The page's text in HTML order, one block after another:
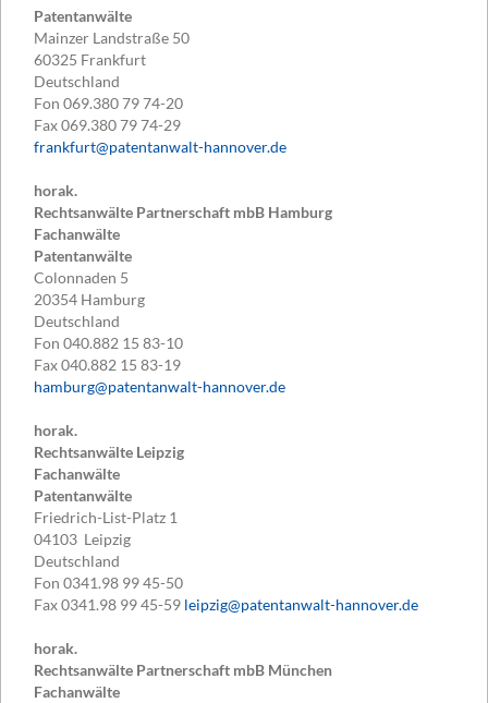
Patentanwälte
Mainzer Landstraße 50
60325 Frankfurt
Deutschland
Fon 069.380 79 74-20
Fax069.380 79 74-29
frankfurt@patentanwalt-hannover.de
horak.
Rechtsanwälte Partnerschaft mbB Hamburg
Fachanwälte
Patentanwälte
Colonnaden 5
20354 Hamburg
Deutschland
Fon 040.882 15 83-10
Fax040.882 15 83-19
hamburg@patentanwalt-hannover.de
horak.
Rechtsanwälte Leipzig
Fachanwälte
Patentanwälte
Friedrich-List-Platz 1
04103 Leipzig
Deutschland
Fon 0341.98 99 45-50
Fax0341.98 99 45-59 leipzig@patentanwalt-hannover.de
horak.
Rechtsanwälte Partnerschaft mbB München
Fachanwälte